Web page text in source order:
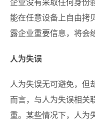
能在任意设备上自由拷
露企业重要信息，将会
人为失误
人为失误无可避免，但
而言，与人为失误相关
重。某些情况下，人为